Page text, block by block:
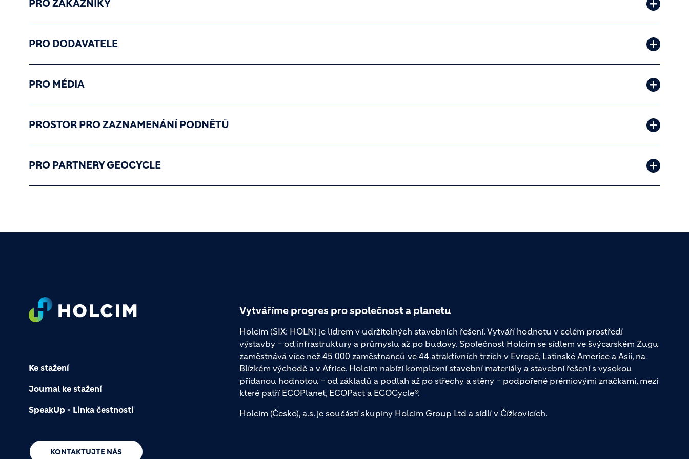
PRO ZÁKAZNÍKY
PRO DODAVATELE
PRO MÉDIA
PROSTOR PRO ZAZNAMENÁNÍ PODNĚTŮ
PRO PARTNERY GEOCYCLE
Ke stažení
Journal ke stažení
SpeakUp - Linka čestnosti
KONTAKTUJTE NÁS
Vytváříme progres pro společnost a planetu
Holcim (SIX: HOLN) je lídrem v udržitelných stavebních řešení. Vytváří hodnotu v celém prostředí
výstavby – od infrastruktury a průmyslu až po budovy. Společnost Holcim se sídlem ve švýcarském Zugu
zaměstnává více než 45 000 zaměstnanců ve 44 atraktivních trzích v Evropě, Latinské Americe a Asii, na
Blízkém východě a v Africe. Holcim nabízí komplexní stavební materiály a stavební řešení s vysokou
přidanou hodnotou – od základů a podlah až po střechy a stěny – podpořené prémiovými značkami, mezi
které patří ECOPlanet, ECOPact a ECOCycle®.
Holcim (Česko), a.s. je součástí skupiny Holcim Group Ltd a sídlí v Čížkovicích.